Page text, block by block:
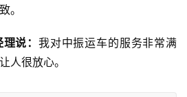
。
说： 我对中振运车的服务非常满
人很放心。